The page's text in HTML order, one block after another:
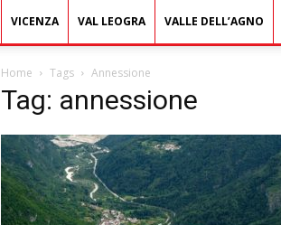
VICENZA VAL LEOGRA VALLE DELL’AGNO
Home Tags Annessione
Tag: annessione